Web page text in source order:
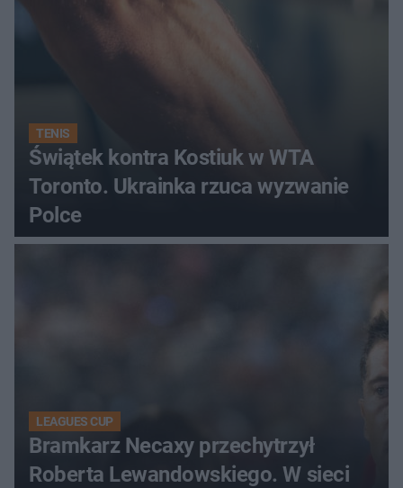
TENIS
Świątek kontra Kostiuk w WTA
Toronto. Ukrainka rzuca wyzwanie
Polce
LEAGUES CUP
Bramkarz Necaxy przechytrzył
Roberta Lewandowskiego. W sieci